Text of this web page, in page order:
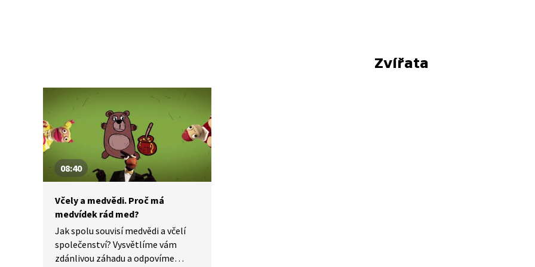
Zvířata
08:40
Včely a medvědi. Proč má
medvídek rád med?
Jak spolu souvisí medvědi a včelí
společenství? Vysvětlíme vám
zdánlivou záhadu a odpovíme